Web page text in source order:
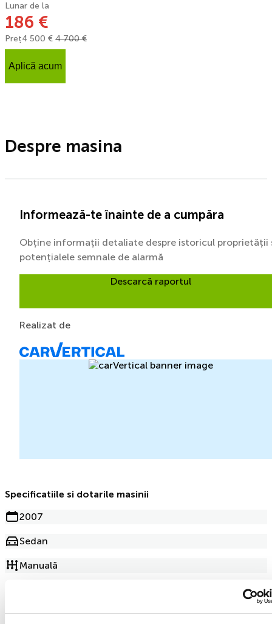
Lunar de la
186 €
Preț4 500 € 4 700 €
Aplică acum
Despre masina
Informează-te înainte de a cumpăra
Obține informații detaliate despre istoricul proprietății
potențialele semnale de alarmă
Descarcă raportul
Realizat de
Specificatiile si dotarile masinii
2007
Sedan
Manuală
217 386km